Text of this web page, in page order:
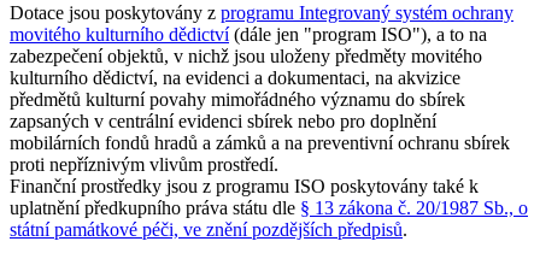
Dotace jsou poskytovány z programu Integrovaný systém ochrany
movitého kulturního dědictví(dále jen "program ISO"), a to na
zabezpečení objektů, v nichž jsou uloženy předměty movitého
kulturního dědictví, na evidenci a dokumentaci, na akvizice
předmětů kulturní povahy mimořádného významu do sbírek
zapsaných v centrální evidenci sbírek nebo pro doplnění
mobilárních fondů hradů a zámků a na preventivní ochranu sbírek
proti nepříznivým vlivům prostředí.
Finanční prostředky jsou z programu ISO poskytovány také k
uplatnění předkupního práva státu dle § 13 zákona č. 20/1987 Sb., o
státní památkové péči, ve znění pozdějších předpisů.